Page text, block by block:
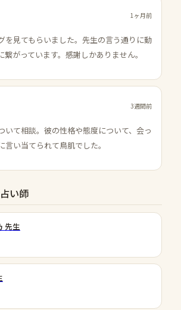
1ヶ月前
を見てもらいました。先生の言う通りに動
繋がっています。感謝しかありません。
3週間前
いて相談。彼の性格や態度について、会っ
言い当てられて鳥肌でした。
い師
先生